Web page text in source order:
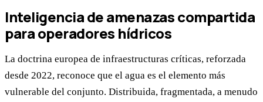
Inteligencia de amenazas compartida
para operadores hídricos
La doctrina europea de infraestructuras críticas, reforzada
desde 2022, reconoce que el agua es el elemento más
vulnerable del conjunto. Distribuida, fragmentada, a menudo